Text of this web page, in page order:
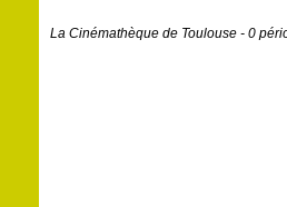
La Cinémathèque de Toulouse - 0